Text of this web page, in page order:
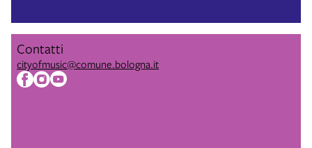
Contatti
cityofmusic@comune.bologna.it